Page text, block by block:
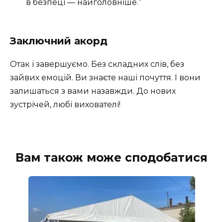
в безпеці — найголовніше.”
Заключний акорд
Отак і завершуємо. Без складних слів, без
зайвих емоцій. Ви знаєте наші почуття. І вони
залишаться з вами назавжди. До нових
зустрічей, любі вихователі!
Вам також може сподобатися